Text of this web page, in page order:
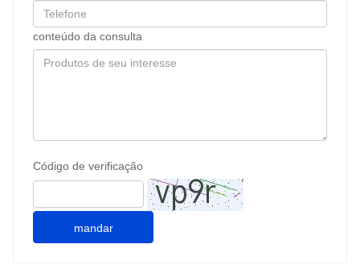
conteúdo da consulta
Código de verificação
mandar